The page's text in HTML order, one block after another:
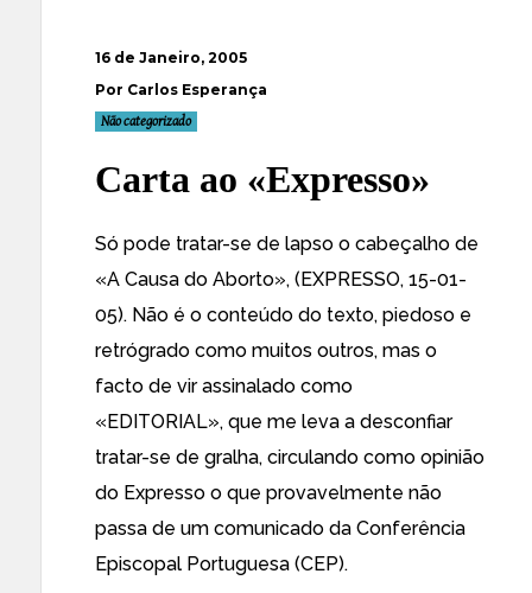
16 de Janeiro, 2005
Por Carlos Esperança
Não categorizado
Carta ao «Expresso»
Só pode tratar-se de lapso o cabeçalho de
«A Causa do Aborto», (EXPRESSO, 15-01-
05). Não é o conteúdo do texto, piedoso e
retrógrado como muitos outros, mas o
facto de vir assinalado como
«EDITORIAL», que me leva a desconfiar
tratar-se de gralha, circulando como opinião
do Expresso o que provavelmente não
passa de um comunicado da Conferência
Episcopal Portuguesa (CEP).